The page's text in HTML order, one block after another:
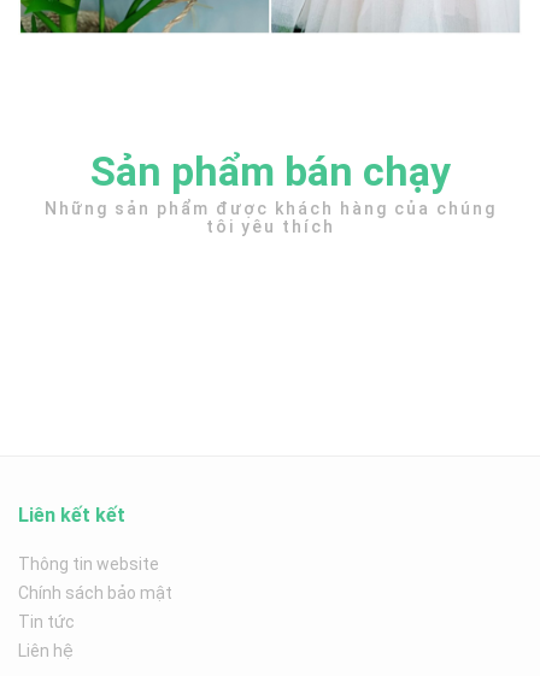
Sản phẩm bán chạy
Những sản phẩm được khách hàng của chúng
tôi yêu thích
Liên kết kết
Thông tin website
Chính sách bảo mật
Tin tức
Liên hệ